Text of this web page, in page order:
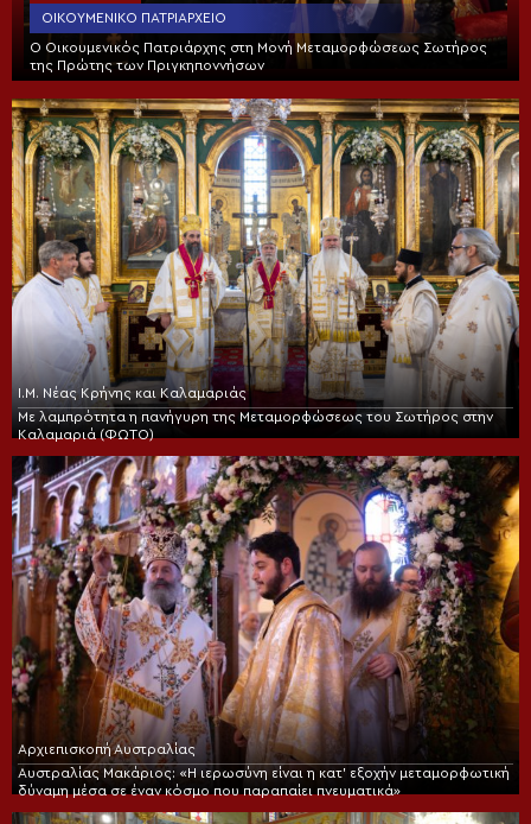
ΟΙΚΟΥΜΕΝΙΚΌ ΠΑΤΡΙΑΡΧΕΊΟ
Ο Οικουμενικός Πατριάρχης στη Μονή Μεταμορφώσεως Σωτήρος
της Πρώτης των Πριγκηποννήσων
Ι.Μ. Νέας Κρήνης και Καλαμαριάς
Με λαμπρότητα η πανήγυρη της Μεταμορφώσεως του Σωτήρος στην
Καλαμαριά (ΦΩΤΟ)
Αρχιεπισκοπή Αυστραλίας
Αυστραλίας Μακάριος: «Η ιερωσύνη είναι η κατ’ εξοχήν μεταμορφωτική
δύναμη μέσα σε έναν κόσμο που παραπαίει πνευματικά»